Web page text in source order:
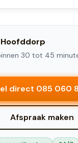
Hoofddorp
30 tot 45
direct 085 060
Afspraak maken